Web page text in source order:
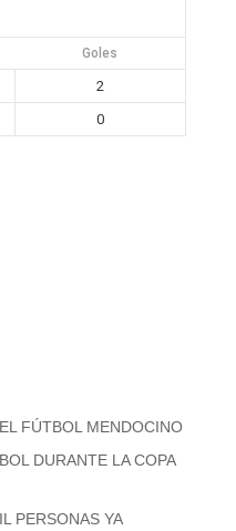
Goles
2
0
FÚTBOL MENDOCINO
DURANTE LA COPA
PERSONAS YA